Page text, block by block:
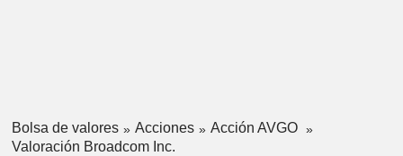
Bolsa de valores Acciones
Acción AVGO
Valoración Broadcom Inc.